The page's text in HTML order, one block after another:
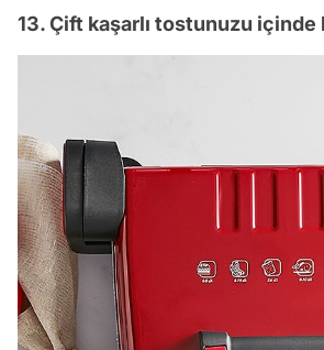
13. Çift kaşarlı tostunuzu içinde